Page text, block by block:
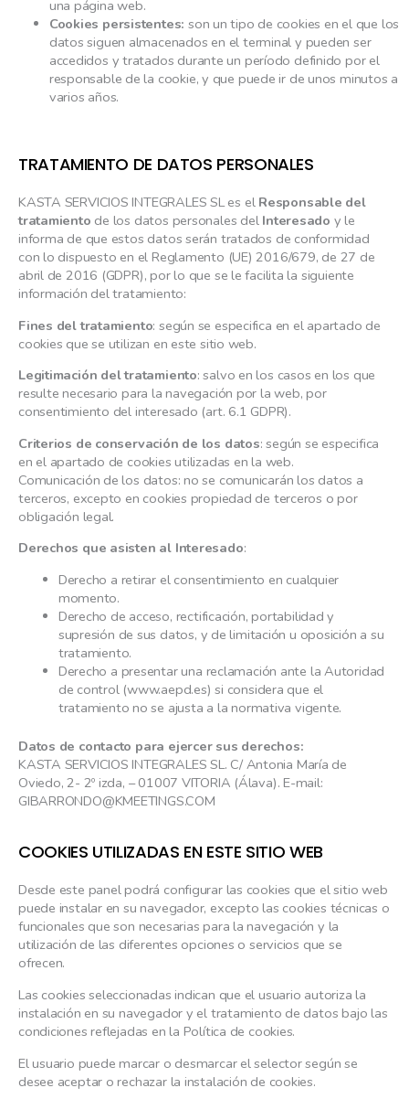
una página web.
Cookies persistentes: son un tipo de cookies en el que los
datos siguen almacenados en el terminal y pueden ser
accedidos y tratados durante un período definido por el
responsable de la cookie, y que puede ir de unos minutos a
varios años.
TRATAMIENTO DE DATOS PERSONALES
KASTA SERVICIOS INTEGRALES SL es el Responsable del
tratamiento de los datos personales del Interesado y le
informa de que estos datos serán tratados de conformidad
con lo dispuesto en el Reglamento (UE) 2016/679, de 27 de
abril de 2016 (GDPR), por lo que se le facilita la siguiente
información del tratamiento:
Fines del tratamiento: según se especifica en el apartado de
cookies que se utilizan en este sitio web.
Legitimación del tratamiento: salvo en los casos en los que
resulte necesario para la navegación por la web, por
consentimiento del interesado (art. 6.1 GDPR).
Criterios de conservación de los datos: según se especifica
en el apartado de cookies utilizadas en la web.
Comunicación de los datos: no se comunicarán los datos a
terceros, excepto en cookies propiedad de terceros o por
obligación legal.
Derechos que asisten al Interesado:
Derecho a retirar el consentimiento en cualquier
momento.
Derecho de acceso, rectificación, portabilidad y
supresión de sus datos, y de limitación u oposición a su
tratamiento.
Derecho a presentar una reclamación ante la Autoridad
de control (www.aepd.es) si considera que el
tratamiento no se ajusta a la normativa vigente.
Datos de contacto para ejercer sus derechos:
KASTA SERVICIOS INTEGRALES SL. C/ Antonia María de
Oviedo, 2- 2º izda, – 01007 VITORIA (Álava). E-mail:
GIBARRONDO@KMEETINGS.COM
COOKIES UTILIZADAS EN ESTE SITIO WEB
Desde este panel podrá configurar las cookies que el sitio web
puede instalar en su navegador, excepto las cookies técnicas o
funcionales que son necesarias para la navegación y la
utilización de las diferentes opciones o servicios que se
ofrecen.
Las cookies seleccionadas indican que el usuario autoriza la
instalación en su navegador y el tratamiento de datos bajo las
condiciones reflejadas en la Política de cookies.
El usuario puede marcar o desmarcar el selector según se
desee aceptar o rechazar la instalación de cookies.